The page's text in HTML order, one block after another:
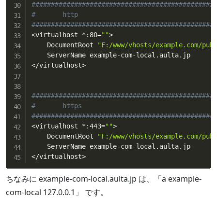
#       http
<virtualhost *:80="">
    DocumentRoot
"F:/www/vhosts/example.com/
</virtualhost>
#       https
<virtualhost *:443="">
    DocumentRoot
"F:/www/vhosts/example.com/
</virtualhost>
ちなみに example-com-local.aulta.jp は、「a example-
com-local 127.0.0.1」 です。